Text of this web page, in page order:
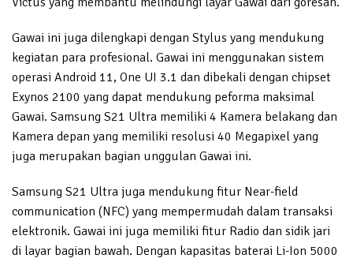
Gawai ini juga dilengkapi dengan Stylus yang mendukung
kegiatan para profesional. Gawai ini menggunakan sistem
operasi Android 11, One UI 3.1 dan dibekali dengan chipset
Exynos 2100 yang dapat mendukung peforma maksimal
Gawai. Samsung S21 Ultra memiliki 4 Kamera belakang dan
Kamera depan yang memiliki resolusi 40 Megapixel yang
juga merupakan bagian unggulan Gawai ini.
Samsung S21 Ultra juga mendukung fitur Near-field
communication (NFC) yang mempermudah dalam transaksi
elektronik. Gawai ini juga memiliki fitur Radio dan sidik jari
di layar bagian bawah. Dengan kapasitas baterai Li-Ion 5000